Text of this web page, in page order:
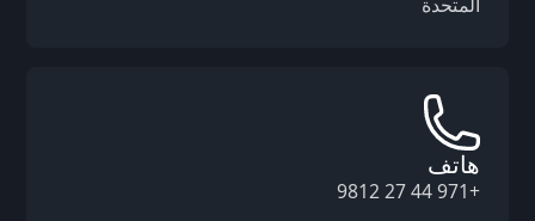
هاتف
+971 44 27 9812